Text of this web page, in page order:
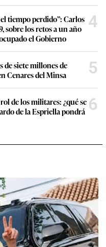
tiempo perdido”: Carlos
sobre los retos a un año
el Gobierno
4
de siete millones de
Cenares del Minsa
5
de los militares: ¿qué se
de la Espriella pondrá 6